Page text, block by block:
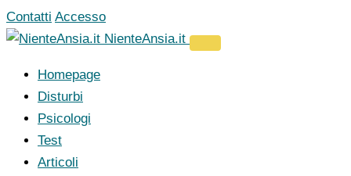
Vai
al
Contatti Accesso
NienteAnsia.it
Homepage
Disturbi
Psicologi
Test
Articoli